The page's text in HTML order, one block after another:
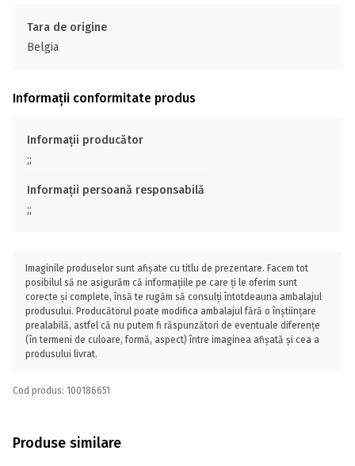
Tara de origine
Belgia
Informații conformitate produs
Informații producător
;;
Informații persoană responsabilă
;;
Imaginile produselor sunt afișate cu titlu de prezentare. Facem tot
posibilul să ne asigurăm că informațiile pe care ți le oferim sunt
corecte și complete, însă te rugăm să consulți întotdeauna ambalajul
produsului. Producătorul poate modifica ambalajul fără o înștiințare
prealabilă, astfel că nu putem fi răspunzători de eventuale diferențe
(în termeni de culoare, formă, aspect) între imaginea afișată și cea a
produsului livrat.
Cod produs: 100186651
Produse similare